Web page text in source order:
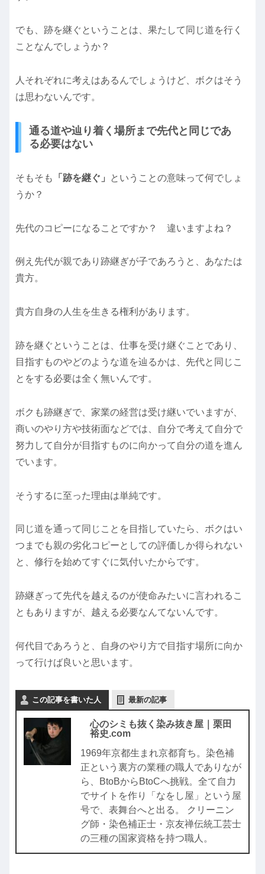
でも、跡を継ぐということは、果たして同じ道を行く
ことなんでしょうか？
人それぞれに考えはあるんでしょうけど、ボクはそう
は思わないんです。
通る道や辿り着く場所まで先代と同じであ
る必要はない
そもそも 「跡を継ぐ」
ということの意味って何でしょ
うか？
先代のコピーになることですか？ 違いますよね？
例え先代が親であり跡継ぎが子であろうと、あなたは
貴方。
貴方自身の人生を生きる権利があります。
跡を継ぐということは、仕事を受け継ぐことであり、
目指すものやどのような道を辿るかは、先代と同じこ
とをする必要は全く無いんです。
ボクも跡継ぎで、家業の経営は受け継いでいますが、
商いのやり方や技術面などでは、自分で考えて自分で
努力して自分が目指すものに向かって自分の道を進ん
でいます。
そうするに至った理由は単純です。
同じ道を通って同じことを目指していたら、ボクはい
つまでも親の劣化コピーとしての評価しか得られない
と、修行を始めてすぐに気付いたからです。
跡継ぎって先代を越えるのが使命みたいに言われるこ
ともありますが、越える必要なんてないんです。
何代目であろうと、自身のやり方で目指す場所に向か
って行けば良いと思います。
この記事を書いた人 最新の記事
心のシミも抜く染み抜き屋｜栗田
裕史.com
1969年京都生まれ京都育ち。染色補
正という裏方の業種の職人でありなが
ら、BtoBからBtoCへ挑戦。全て自力
でサイトを作り「なをし屋」という屋
号で、表舞台へと出る。 クリーニン
グ師・染色補正士・京友禅伝統工芸士
の三種の国家資格を持つ職人。